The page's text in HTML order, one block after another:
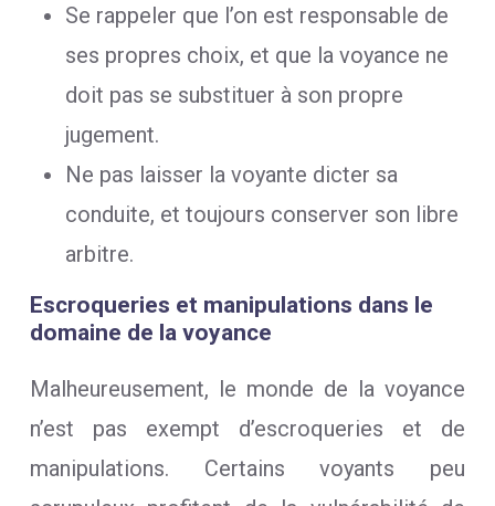
Se rappeler que l’on est responsable de
ses propres choix, et que la voyance ne
doit pas se substituer à son propre
jugement.
Ne pas laisser la voyante dicter sa
conduite, et toujours conserver son libre
arbitre.
Escroqueries et manipulations dans le
domaine de la voyance
Malheureusement, le monde de la voyance
n’est pas exempt d’escroqueries et de
manipulations. Certains voyants peu